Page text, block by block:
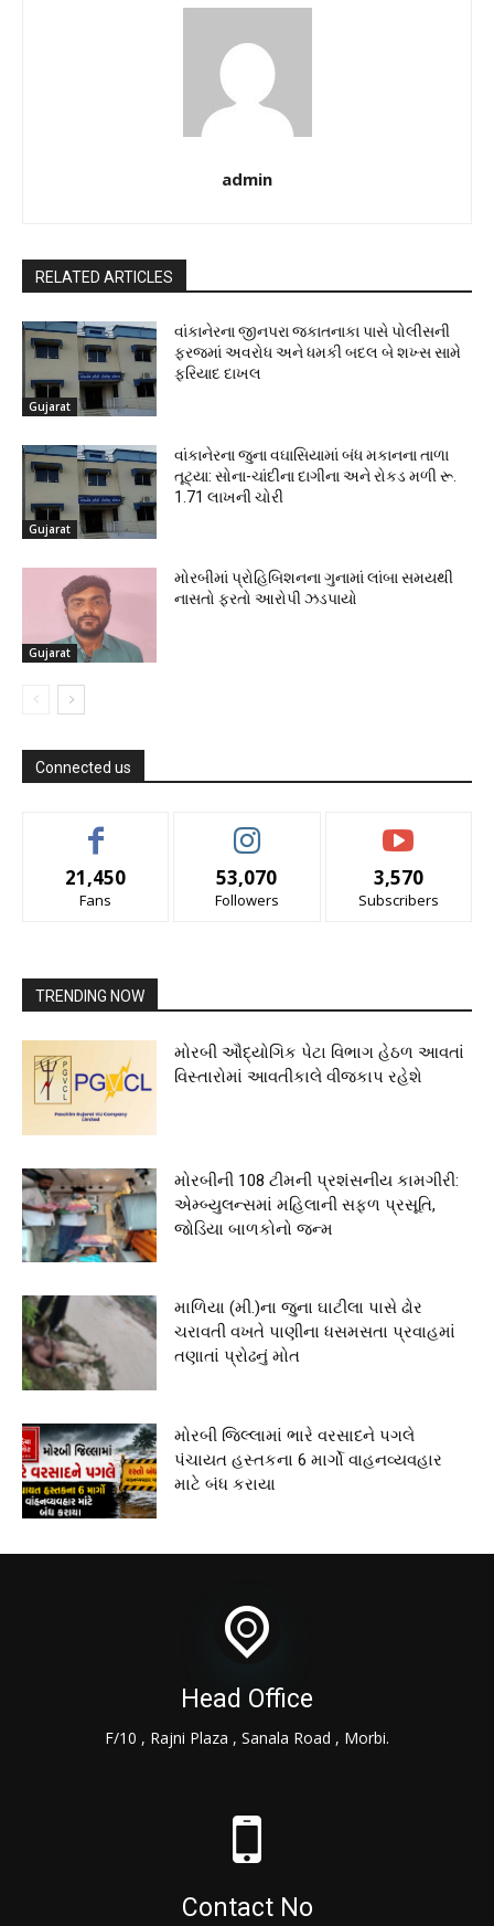
admin
RELATED ARTICLES
Gujarat
વાંકાનેરના જીનપરા જકાતનાકા પાસે પોલીસની
ફરજમાં અવરોધ અને ધમકી બદલ બે શખ્સ સામે
ફરિયાદ દાખલ
Gujarat
વાંકાનેરના જુના વઘાસિયામાં બંધ મકાનના તાળા
તૂટ્યા: સોના-ચાંદીના દાગીના અને રોકડ મળી રૂ.
1.71 લાખની ચોરી
Gujarat
મોરબીમાં પ્રોહિબિશનના ગુનામાં લાંબા સમયથી
નાસતો ફરતો આરોપી ઝડપાયો
Connected us
21,450
Fans
53,070
Followers
3,570
Subscribers
TRENDING NOW
મોરબી ઔદ્યોગિક પેટા વિભાગ હેઠળ આવતાં
વિસ્તારોમાં આવતીકાલે વીજકાપ રહેશે
મોરબીની 108 ટીમની પ્રશંસનીય કામગીરી:
એમ્બ્યુલન્સમાં મહિલાની સફળ પ્રસૂતિ,
જોડિયા બાળકોનો જન્મ
માળિયા (મી.)ના જુના ઘાટીલા પાસે ઢોર
ચરાવતી વખતે પાણીના ધસમસતા પ્રવાહમાં
તણાતાં પ્રોઢનું મોત
મોરબી જિલ્લામાં ભારે વરસાદને પગલે
પંચાયત હસ્તકના 6 માર્ગો વાહનવ્યવહાર
માટે બંધ કરાયા
Head Office
F/10 , Rajni Plaza , Sanala Road , Morbi.
Contact No